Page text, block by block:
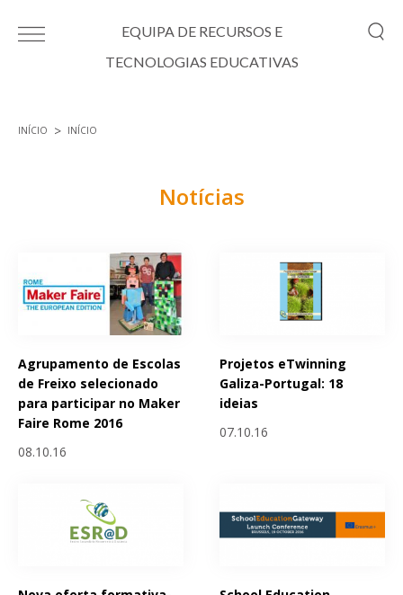
EQUIPA DE RECURSOS E
TECNOLOGIAS EDUCATIVAS
INÍCIO INÍCIO
Notícias
Agrupamento de Escolas
de Freixo selecionado
para participar no Maker
Faire Rome 2016
08.10.16
Projetos eTwinning
Galiza-Portugal: 18
ideias
07.10.16
Páginas